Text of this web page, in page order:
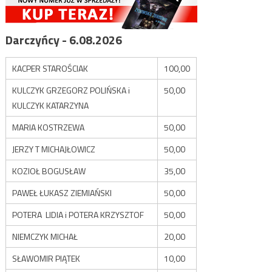
Darczyńcy - 6.08.2026
KACPER STAROŚCIAK
100,00
KULCZYK GRZEGORZ POLIŃSKA i
KULCZYK KATARZYNA
50,00
MARIA KOSTRZEWA
50,00
JERZY T MICHAJŁOWICZ
50,00
KOZIOŁ BOGUSŁAW
35,00
PAWEŁ ŁUKASZ ZIEMIAŃSKI
50,00
POTERA LIDIA i POTERA KRZYSZTOF
50,00
NIEMCZYK MICHAŁ
20,00
SŁAWOMIR PIĄTEK
10,00